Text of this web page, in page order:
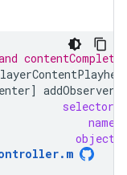
] addObserver
selector
name
object
. m